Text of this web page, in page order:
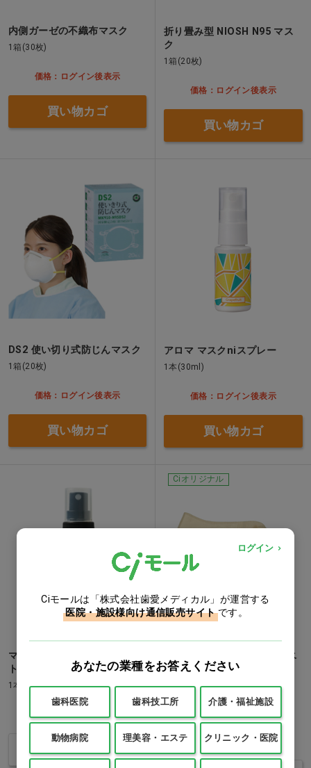
内側ガーゼの不織布マスク
1箱(30枚)
価格：ログイン後表示
買い物カゴ
折り畳み型 NIOSH N95 マス
ク
1箱(20枚)
価格：ログイン後表示
買い物カゴ
DS2 使い切り式防じんマスク
1箱(20枚)
価格：ログイン後表示
買い物カゴ
アロマ マスクniスプレー
1本(30ml)
価格：ログイン後表示
買い物カゴ
マスクスプレー [生活の木] シ
トラスミント…他
1本(50mL)
価格：ログイン後表示
バリエーションを見る
Ciオリジナル
スリムフェイスマスク ラテベ
ージュ…他
1袋(10枚)
価格：ログイン後表示
ログイン
Ciモールは「株式会社歯愛メディカル」が運営する
医院・施設様向け通信販売サイト です。
あなたの業種をお答えください
歯科医院 歯科技工所 介護・福祉施設
動物病院 理美容・エステ クリニック・医院